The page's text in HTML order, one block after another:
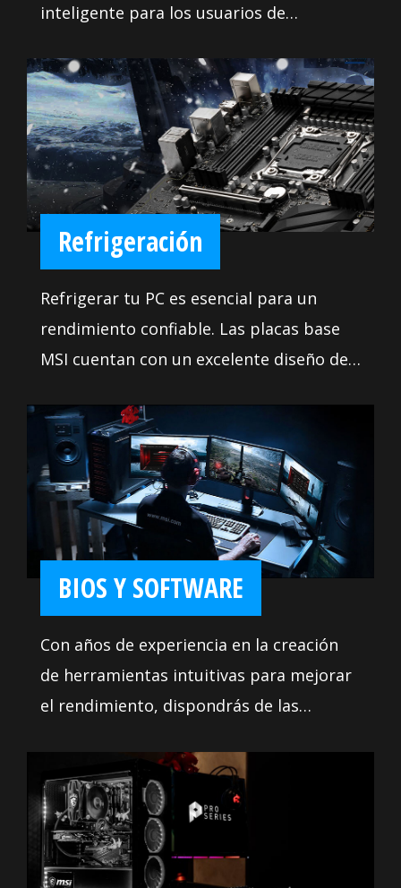
inteligente para los usuarios de
ajuste y resolución de problemas del
sistema están a su disposición para
llevar su sistema a nuevas alturas y
satisfacer incluso al ajustador más
exigente. Hace que sea muy fácil instalar
su propia placa base sin ningún
problema.
Refrigeración
Refrigerar tu PC es esencial para un
rendimiento confiable. Las placas base
MSI cuentan con un excelente diseño de
y pesado. Nos hemos asegurado de
incluir suficientes encabezados de
ventilador con control total para
permitirte enfriar tu sistema de la forma
que desees.
BIOS Y SOFTWARE
Con años de experiencia en la creación
de herramientas intuitivas para mejorar
el rendimiento, dispondrás de las
estas herramientas para aprovechar al
máximo tu placa base. Además, nos
aseguramos de que nuestro BIOS
contenga todas las últimas opciones y